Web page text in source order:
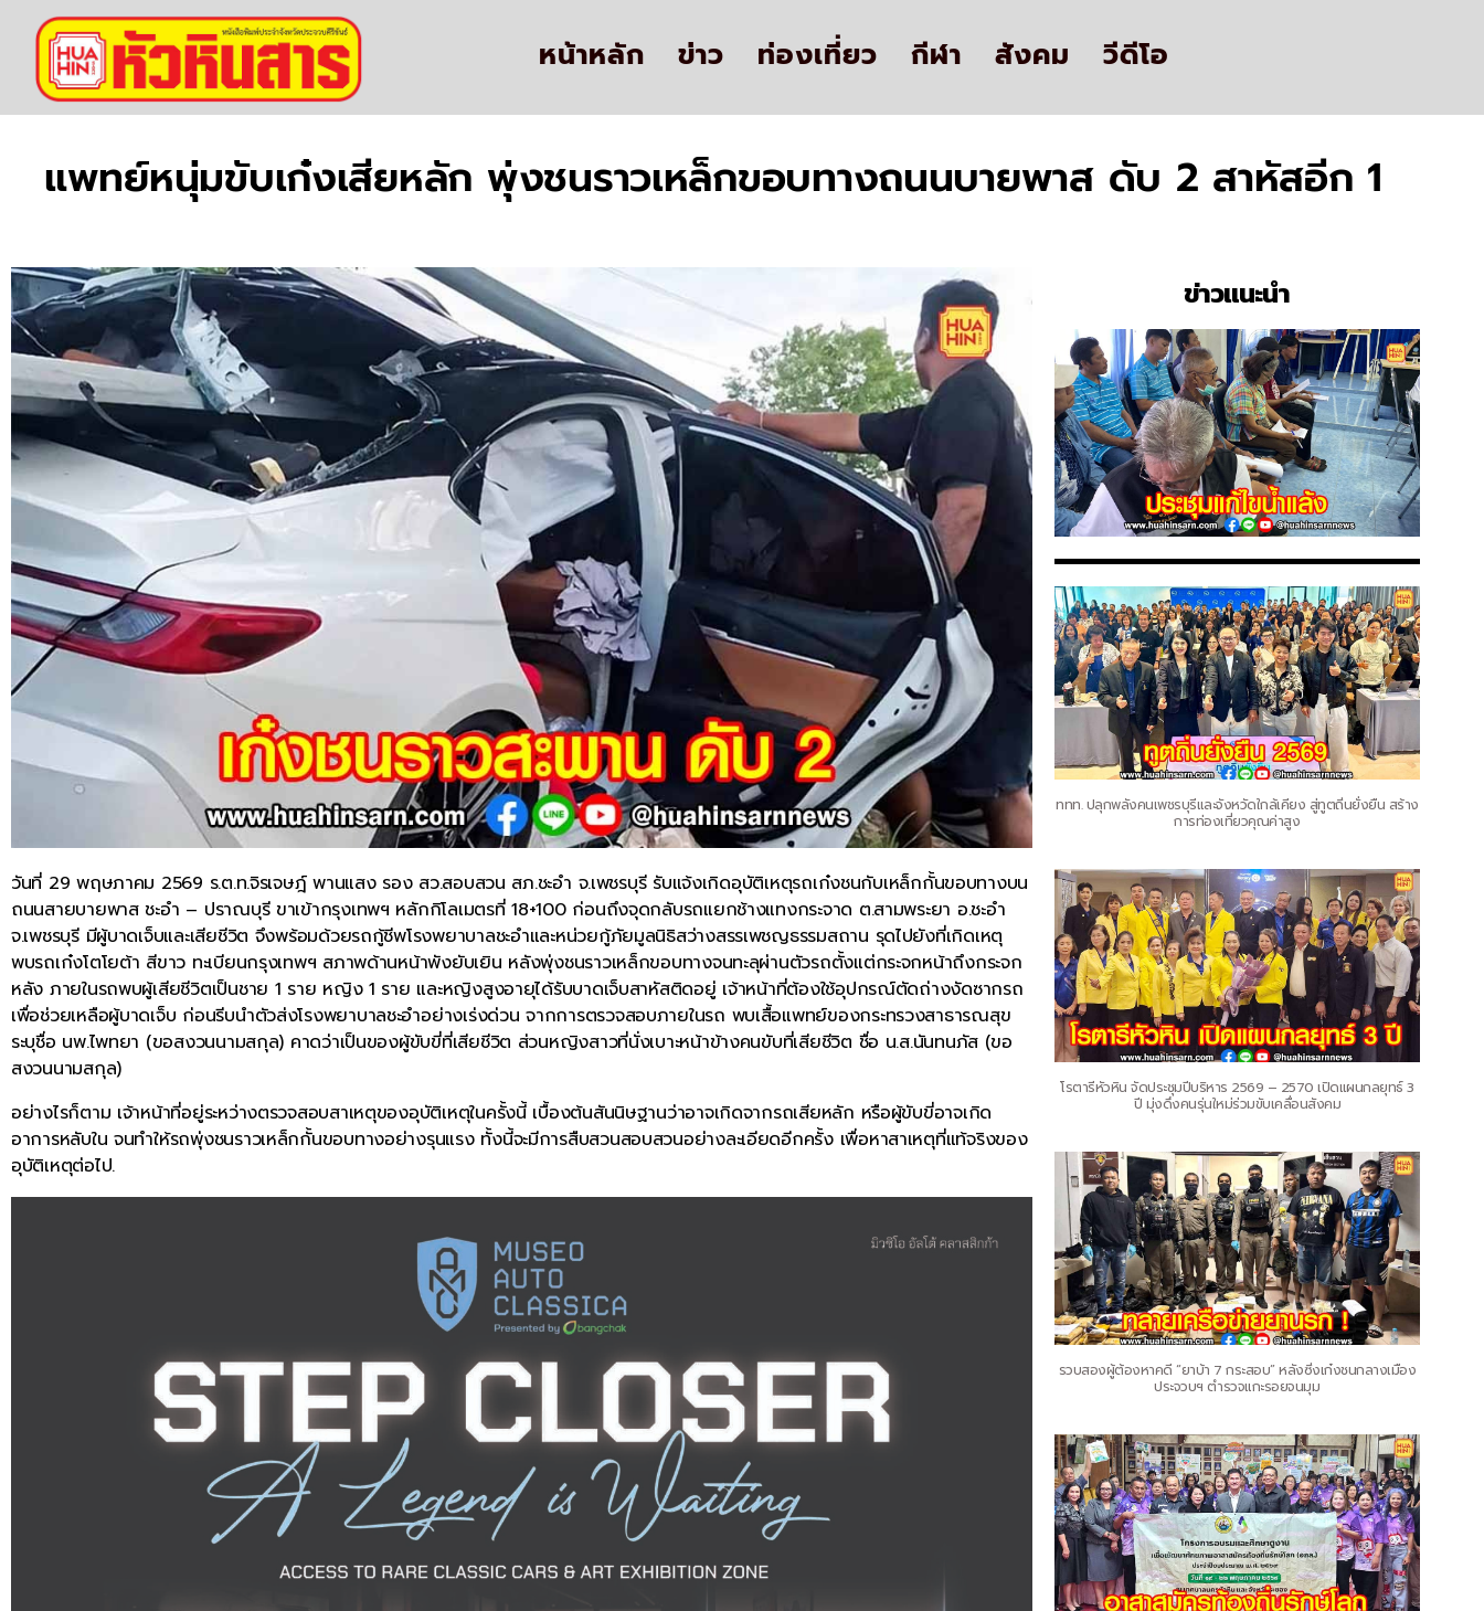
หน้าหลัก ข่าว ท่องเที่ยว กีฬา สังคม วีดีโอ
แพทย์หนุ่มขับเก๋งเสียหลัก พุ่งชนราวเหล็กขอบทางถนนบายพาส ดับ 2 สาหัสอีก 1
วันที่ 29 พฤษภาคม 2569 ร.ต.ท.จิรเจษฎ์ พานแสง รอง สว.สอบสวน สภ.ชะอำ จ.เพชรบุรี รับแจ้งเกิดอุบัติเหตุรถเก๋งชนกับเหล็กกั้นขอบทางบน
ถนนสายบายพาส ชะอำ – ปราณบุรี ขาเข้ากรุงเทพฯ หลักกิโลเมตรที่ 18+100 ก่อนถึงจุดกลับรถแยกช้างแทงกระจาด ต.สามพระยา อ.ชะอำ
จ.เพชรบุรี มีผู้บาดเจ็บและเสียชีวิต จึงพร้อมด้วยรถกู้ชีพโรงพยาบาลชะอำและหน่วยกู้ภัยมูลนิธิสว่างสรรเพชญธรรมสถาน รุดไปยังที่เกิดเหตุ
พบรถเก๋งโตโยต้า สีขาว ทะเบียนกรุงเทพฯ สภาพด้านหน้าพังยับเยิน หลังพุ่งชนราวเหล็กขอบทางจนทะลุผ่านตัวรถตั้งแต่กระจกหน้าถึงกระจก
หลัง ภายในรถพบผู้เสียชีวิตเป็นชาย 1 ราย หญิง 1 ราย และหญิงสูงอายุได้รับบาดเจ็บสาหัสติดอยู่ เจ้าหน้าที่ต้องใช้อุปกรณ์ตัดถ่างงัดซากรถ
เพื่อช่วยเหลือผู้บาดเจ็บ ก่อนรีบนำตัวส่งโรงพยาบาลชะอำอย่างเร่งด่วน จากการตรวจสอบภายในรถ พบเสื้อแพทย์ของกระทรวงสาธารณสุข
ระบุชื่อ นพ.ไพทยา (ขอสงวนนามสกุล) คาดว่าเป็นของผู้ขับขี่ที่เสียชีวิต ส่วนหญิงสาวที่นั่งเบาะหน้าข้างคนขับที่เสียชีวิต ชื่อ น.ส.นันทนภัส (ขอ
สงวนนามสกุล)
อย่างไรก็ตาม เจ้าหน้าที่อยู่ระหว่างตรวจสอบสาเหตุของอุบัติเหตุในครั้งนี้ เบื้องต้นสันนิษฐานว่าอาจเกิดจากรถเสียหลัก หรือผู้ขับขี่อาจเกิด
อาการหลับใน จนทำให้รถพุ่งชนราวเหล็กกั้นขอบทางอย่างรุนแรง ทั้งนี้จะมีการสืบสวนสอบสวนอย่างละเอียดอีกครั้ง เพื่อหาสาเหตุที่แท้จริงของ
อุบัติเหตุต่อไป.
ข่าวแนะนำ
ททท. ปลุกพลังคนเพชรบุรีและจังหวัดใกล้เคียง สู่ทูตถิ่นยั่งยืน สร้าง
การท่องเที่ยวคุณค่าสูง
โรตารีหัวหิน จัดประชุมปีบริหาร 2569 – 2570 เปิดแผนกลยุทธ์ 3
ปี มุ่งดึงคนรุ่นใหม่ร่วมขับเคลื่อนสังคม
รวบสองผู้ต้องหาคดี “ยาบ้า 7 กระสอบ” หลังซิ่งเก๋งชนกลางเมือง
ประจวบฯ ตำรวจแกะรอยจนมุม